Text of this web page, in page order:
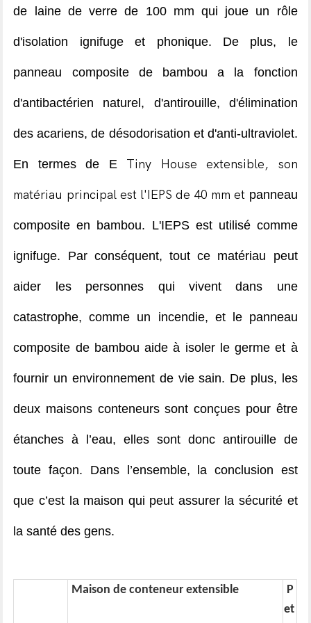
de laine de verre de 100 mm qui joue un rôle
d'isolation ignifuge et phonique. De plus, le
panneau composite de bambou a la fonction
d'antibactérien naturel, d'antirouille, d'élimination
des acariens, de désodorisation et d'anti-ultraviolet.
En termes de E Tiny House extensible, son
matériau principal est l'IEPS de 40 mm et panneau
composite en bambou. L'IEPS est utilisé comme
ignifuge. Par conséquent, tout ce matériau peut
aider les personnes qui vivent dans une
catastrophe, comme un incendie, et le panneau
composite de bambou aide à isoler le germe et à
fournir un environnement de vie sain. De plus, les
deux maisons conteneurs sont conçues pour être
étanches à l’eau, elles sont donc antirouille de
toute façon. Dans l’ensemble, la conclusion est
que c’est la maison qui peut assurer la sécurité et
la santé des gens.
Maison de conteneur extensible
P
et